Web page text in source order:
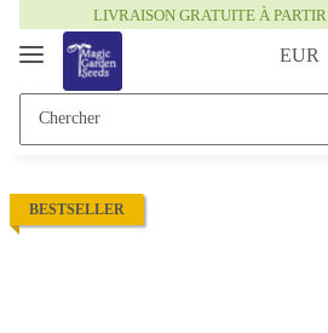
LIVRAISON GRATUITE À
EUR
BESTSELLER